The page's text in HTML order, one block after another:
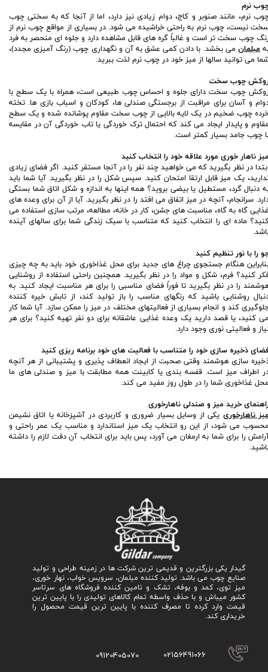
نرم
نرم، مانند صنوبر و کاج، دوام زیادی نیز دارد، اما از آنجا که به سختی چوب
نیست، چوب نرم به راحتی خراشیده می شود. در بسیاری از مواقع چوب نرم از
چوب سخت تر است و غالباً گره های قابل مشاهده دارد و جلوه ای منحصر به فرد
مبلمان می بخشد. با دادن کمی عشق به آن و نگهداری چوب (رنگ آمیزی مجدد)،
می توانید سالها از میز خود در چوب نرم لذت ببرید.
چوب سخت
چوب سخت دارای جلوه و احساس چوب طبیعی است، همراه با یک سطح با
و آسان برای مراقبت از برجستگی صندلی ها، کودکان و اسباب بازی ها. تخته
چوب ضخیم در یک لایه بالایی از چوب سخت مقاوم پوشانده شده و یک سطح
و پایدار ایجاد می کند که احتمال ترک خوردگی یا تاب خوردگی آن در مقایسه
چوب جامد بسیار کمتر است.
ناهار خوری مورد علاقه خود را انتخاب کنید
در نظر بگیرید که می خواهید چند نفر را در آنجا مستقر کنید. اگر فضای زیادی
یک میز قابل ارتقا امتحان کنید. سپس شکل را در نظر بگیرید. آیا شما باید
دنبال گرد، مستطیل یا بیضی بروید؟ همه اینها به اندازه و شکل اتاق شما بستگی
سرانجام، آنچه در میز اتفاق می افتد را در نظر بگیرید. آیا از آن برای وعده های
گاه به گاه، مناسبت های جشن، کار در خانه، مطالعه، مرتب سازی استفاده می
ماده ای را انتخاب کنید که متناسب با سبک زندگی شما برای سالهای آینده
را با نور تنظیم کنید
هنگام جستجوی چراغ های جدید برای محل غذاخوری خود باید به چه چیزی
کنید؟ فرم، شکل و مواد را در نظر بگیرید. همچنین راحتی استفاده از روشنایی
را در نظر بگیرید تا فوراً فضای مناسبی را برای هر مناسبت ایجاد کنید. به
روشنایی باشید که رنگهای مناسب را باز تولید کند، از تابش خیره کننده
کند و انجام بسیاری از فعالیتهای مختلف در میز را ممکن سازد. آیا شما کار
کنید، یا قصد دارید یک وعده غذایی عاشقانه برای دو نفر تهیه کنید؟ برای هر
و فعالیتی نوری وجود دارد.
ذخیره سازی خود را متناسب با فعالیت های خود برنامه ریزی کنید
سازی هوشمند وقتی صحبت از ایجاد انعطاف پذیری و پشتیبانی از هر آنچه
اطراف میز است. قفسه بندی یا کابینت همه مطابقت با میز و صندلی های ما
غذاخوری شما را در طول روز مفید می کند.
خرید میز و صندلی ناهارخوری
ناهارخوری یکی از وسایل بسیار ضروری و کاربردی در آشپزخانه یا اتاق نشیمن
می شود، از این رو انتخاب یک میز استاندارد و مناسب یک عمر راحتی و
را برای شما به ارمغان می آورد، پس باید برای انتخاب آن دقت لازم را داشته
گیدار یکی بزرگترین و قدیمی ترین شرکت ها در زمینه طراحی و تولید
صنایع چوب می باشد. تولید کننده مبلمان، سرویس خواب، نهار خوری،
میز توی، کمد و بوفه، تشک و تامین کننده فروشگاه های سرتاسر
کشور میباش و با حذف واسطه تمام کالاهای تولیدی را با پایین ترین
قیمت وارد کرده تا مصرف کننده با پایین ترین قیمت محصول را
خریداری کند.
02156491066
09120405070